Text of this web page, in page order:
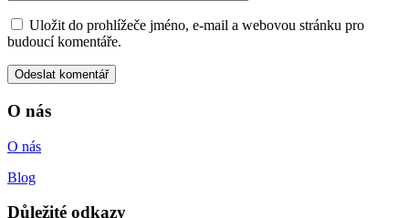
Uložit do prohlížeče jméno, e-mail a webovou stránku pro
budoucí komentáře.
O nás
O nás
Blog
Důležité odkazy